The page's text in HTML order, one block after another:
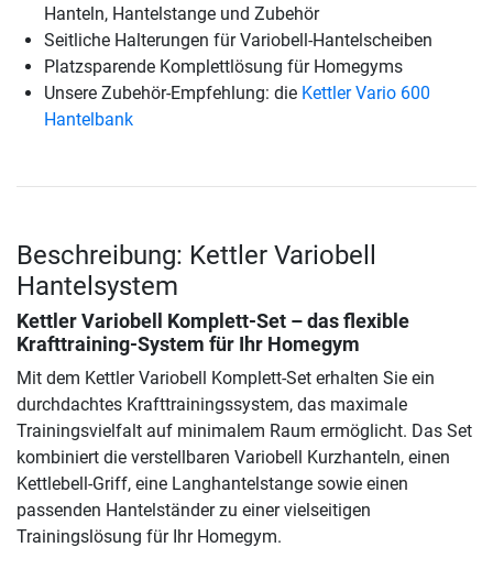
Hanteln, Hantelstange und Zubehör
Seitliche Halterungen für Variobell-Hantelscheiben
Platzsparende Komplettlösung für Homegyms
Unsere Zubehör-Empfehlung: die Kettler Vario 600
Hantelbank
Beschreibung: Kettler Variobell
Hantelsystem
Kettler Variobell Komplett-Set – das flexible
Krafttraining-System für Ihr Homegym
Mit dem Kettler Variobell Komplett-Set erhalten Sie ein
durchdachtes Krafttrainingssystem, das maximale
Trainingsvielfalt auf minimalem Raum ermöglicht. Das Set
kombiniert die verstellbaren Variobell Kurzhanteln, einen
Kettlebell-Griff, eine Langhantelstange sowie einen
passenden Hantelständer zu einer vielseitigen
Trainingslösung für Ihr Homegym.